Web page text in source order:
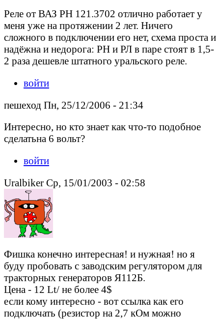
Реле от ВАЗ РН 121.3702 отлично работает у
меня уже на протяжении 2 лет. Ничего
сложного в подключении его нет, схема проста и
надёжна и недорога: РН и РЛ в паре стоят в 1,5-
2 раза дешевле штатного уральского реле.
войти
пешеход Пн, 25/12/2006 - 21:34
Интересно, но кто знает как что-то подобное
сделатьна 6 вольт?
войти
Uralbiker Ср, 15/01/2003 - 02:58
Фишка конечно интересная! и нужная! но я
буду пробовать с заводским регулятором для
тракторных генераторов Я112Б.
Цена - 12 Lt/ не более 4$
если кому интересно - вот ссылка как его
подключать (резистор на 2,7 кОм можно